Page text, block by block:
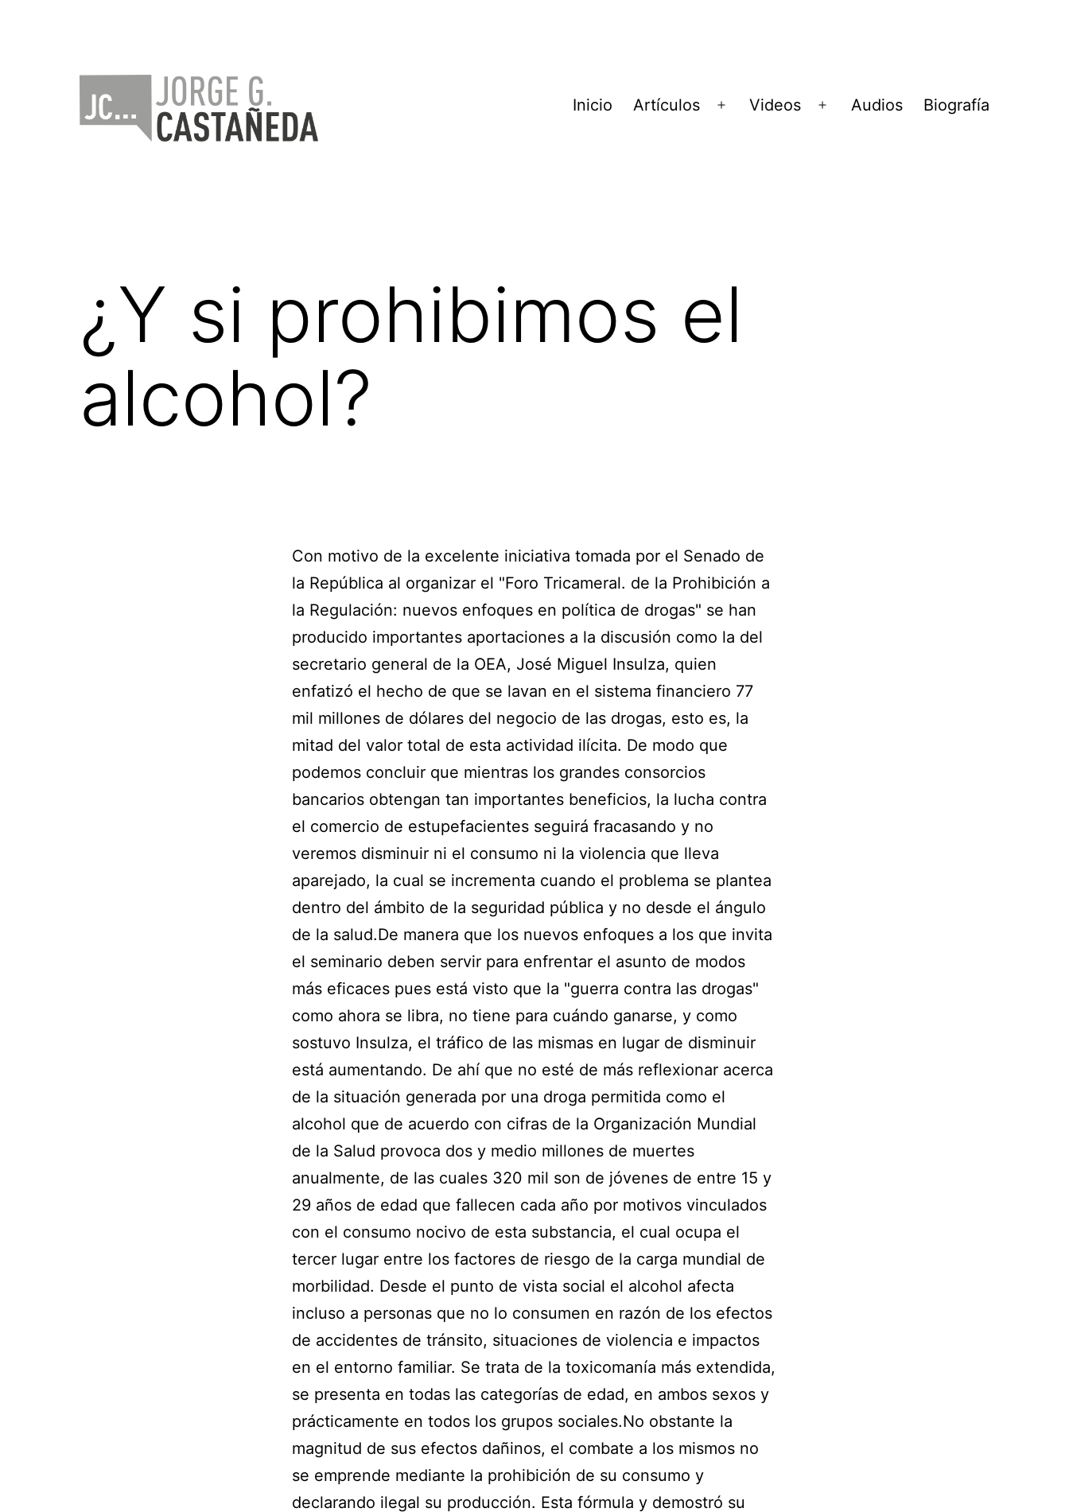
Inicio Artículos
Abrir
Videos
Abrir
Audios Biografía
¿Y si prohibimos el
alcohol?
Con motivo de la excelente iniciativa tomada por el Senado de
la República al organizar el "Foro Tricameral. de la Prohibición a
la Regulación: nuevos enfoques en política de drogas" se han
producido importantes aportaciones a la discusión como la del
secretario general de la OEA, José Miguel Insulza, quien
enfatizó el hecho de que se lavan en el sistema financiero 77
mil millones de dólares del negocio de las drogas, esto es, la
mitad del valor total de esta actividad ilícita. De modo que
podemos concluir que mientras los grandes consorcios
bancarios obtengan tan importantes beneficios, la lucha contra
el comercio de estupefacientes seguirá fracasando y no
veremos disminuir ni el consumo ni la violencia que lleva
aparejado, la cual se incrementa cuando el problema se plantea
dentro del ámbito de la seguridad pública y no desde el ángulo
de la salud.De manera que los nuevos enfoques a los que invita
el seminario deben servir para enfrentar el asunto de modos
más eficaces pues está visto que la "guerra contra las drogas"
como ahora se libra, no tiene para cuándo ganarse, y como
sostuvo Insulza, el tráfico de las mismas en lugar de disminuir
está aumentando. De ahí que no esté de más reflexionar acerca
de la situación generada por una droga permitida como el
alcohol que de acuerdo con cifras de la Organización Mundial
de la Salud provoca dos y medio millones de muertes
anualmente, de las cuales 320 mil son de jóvenes de entre 15 y
29 años de edad que fallecen cada año por motivos vinculados
con el consumo nocivo de esta substancia, el cual ocupa el
tercer lugar entre los factores de riesgo de la carga mundial de
morbilidad. Desde el punto de vista social el alcohol afecta
incluso a personas que no lo consumen en razón de los efectos
de accidentes de tránsito, situaciones de violencia e impactos
en el entorno familiar. Se trata de la toxicomanía más extendida,
se presenta en todas las categorías de edad, en ambos sexos y
prácticamente en todos los grupos sociales.No obstante la
magnitud de sus efectos dañinos, el combate a los mismos no
se emprende mediante la prohibición de su consumo y
declarando ilegal su producción. Esta fórmula y demostró su